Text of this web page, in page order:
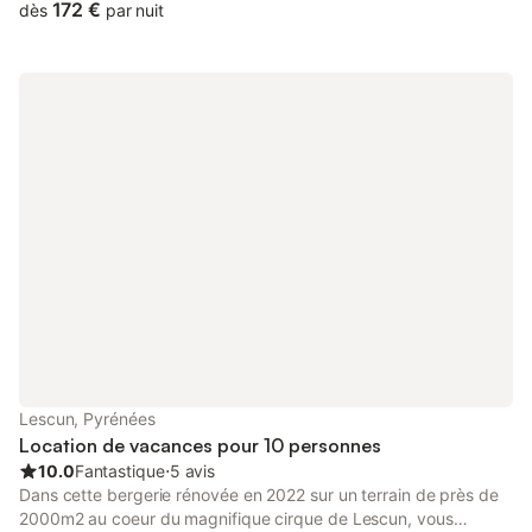
dès 172 € par nuit
Lescun, Pyrénées
Location de vacances pour 10 personnes
10.0Fantastique⋅5 avis
Dans cette bergerie rénovée en 2022 sur un terrain de près de
2000m2 au coeur du magnifique cirque de Lescun, vous